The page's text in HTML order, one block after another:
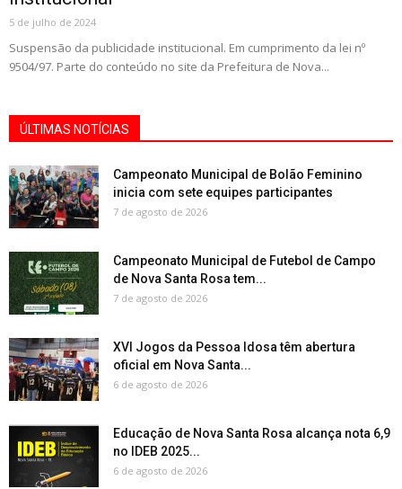
5 de julho de 2024
Suspensão da publicidade institucional. Em cumprimento da lei nº
9504/97. Parte do conteúdo no site da Prefeitura de Nova...
ÚLTIMAS NOTÍCIAS
Campeonato Municipal de Bolão Feminino
inicia com sete equipes participantes
7 de agosto de 2026
Campeonato Municipal de Futebol de Campo
de Nova Santa Rosa tem...
7 de agosto de 2026
XVI Jogos da Pessoa Idosa têm abertura
oficial em Nova Santa...
6 de agosto de 2026
Educação de Nova Santa Rosa alcança nota 6,9
no IDEB 2025...
6 de agosto de 2026